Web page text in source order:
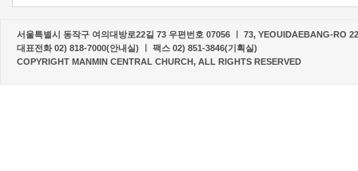
서울특별시 동작구 여의대방로22길 73 우편번호 07056 ㅣ 73, YEOUIDAEBANG-RO
대표전화 02) 818-7000(안내실) ㅣ 팩스 02) 851-3846(기획실)
COPYRIGHT MANMIN CENTRAL CHURCH, ALL RIGHTS RESERVED